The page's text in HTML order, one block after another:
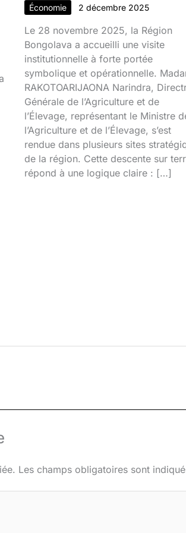
Économie 2 décembre 2025
Le 28 novembre 2025, la Région
Bongolava a accueilli une visite
institutionnelle à forte portée
symbolique et opérationnelle.
RAKOTOARIJAONA Narindra,
Générale de l’Agriculture et de
l’Élevage, représentant le Ministre
l’Agriculture et de l’Élevage, s’est
rendue dans plusieurs sites
de la région. Cette descente sur
répond à une logique claire : […]
Les champs obligatoires sont